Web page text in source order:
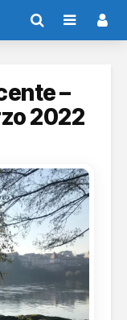
–
2022